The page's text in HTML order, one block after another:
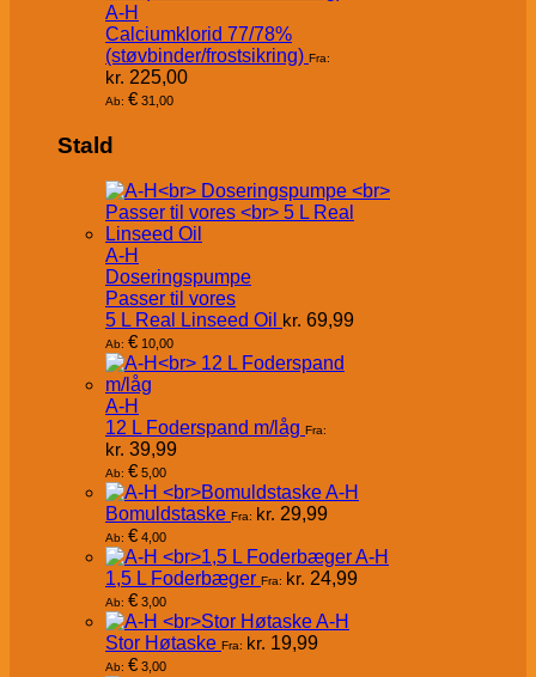
A-H
Calciumklorid 77/78%
(støvbinder/frostsikring) Fra:
kr. 225,00
Ab: € 31,00
Stald
A-H
Doseringspumpe
Passer til vores
5 L Real Linseed Oil kr. 69,99
Ab: € 10,00
A-H
12 L Foderspand m/låg Fra:
kr. 39,99
Ab: € 5,00
A-H
Bomuldstaske Fra: kr. 29,99
Ab: € 4,00
A-H
1,5 L Foderbæger Fra: kr. 24,99
Ab: € 3,00
A-H
Stor Høtaske Fra: kr. 19,99
Ab: € 3,00